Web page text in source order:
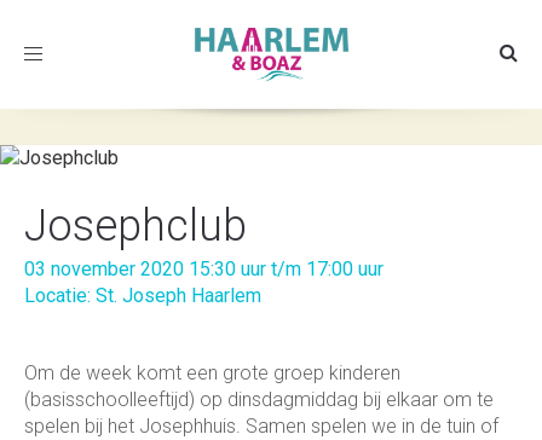
Toggle
Josephclub
03 november 2020 15:30 uur t/m 17:00 uur
Locatie: St. Joseph Haarlem
Om de week komt een grote groep kinderen
(basisschoolleeftijd) op dinsdagmiddag bij elkaar om te
spelen bij het Josephhuis. Samen spelen we in de tuin of